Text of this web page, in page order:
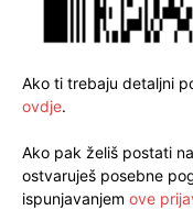
Ako ti trebaju detaljni
ovdje.
Ako pak želiš postati
ostvaruješ posebne
ispunjavanjem ove